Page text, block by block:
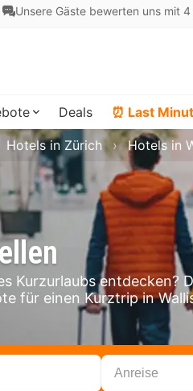
Unsere Gäste bewerten uns mit 4
Deals ⏰ Last
Kurzurlaubs entdecken?
für einen Kurztrip in
Hotels in Zürich Hotels in
Anreise